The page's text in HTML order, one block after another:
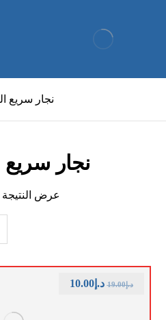
نجار سريع
نجار سريع
عرض النتيجة
د.إ19.00 د.إ10.00